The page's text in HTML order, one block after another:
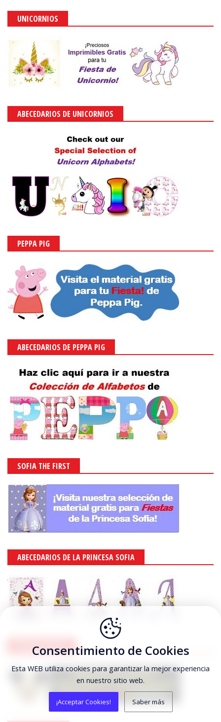
UNICORNIOS
ABECEDARIOS DE UNICORNIOS
PEPPA PIG
ABECEDARIOS DE PEPPA PIG
SOFIA THE FIRST
ABECEDARIOS DE LA PRINCESA SOFIA
MICKEY MOUSE
Consentimiento de Cookies
Esta WEB utiliza cookies para garantizar la mejor experiencia
en nuestro sitio web.
¡Acceptar Cookies! Saber más